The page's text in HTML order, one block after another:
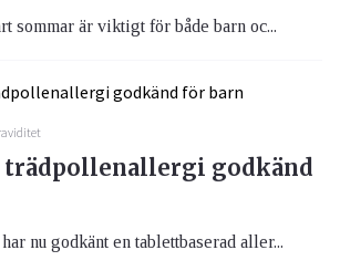
sommar är viktigt för både barn oc...
godkänd
nu godkänt en tablettbaserad aller...